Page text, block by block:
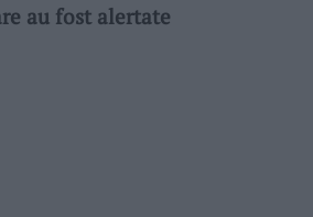
au fost alertate